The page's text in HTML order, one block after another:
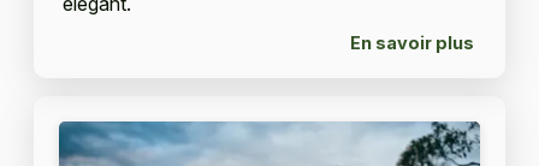
En savoir plus